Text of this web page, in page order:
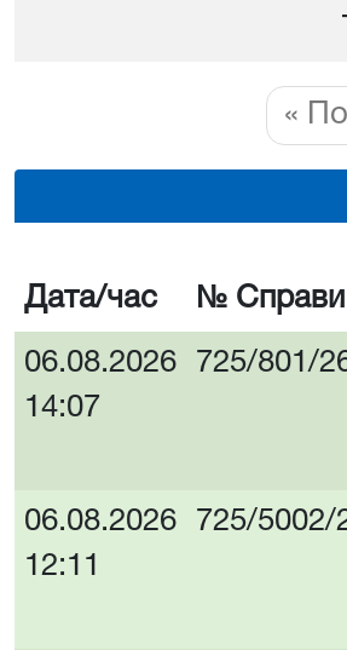
«
Дата/час № Справи
06.08.2026
14:07
725/801/
06.08.2026
12:11
725/5002/